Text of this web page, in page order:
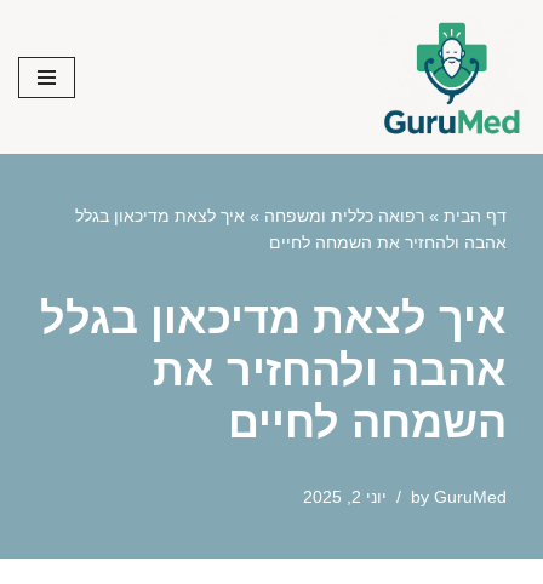
content
דף הבית » רפואה כללית ומשפחה » איך לצאת מדיכאון בגלל
אהבה ולהחזיר את השמחה לחיים
איך לצאת מדיכאון בגלל
אהבה ולהחזיר את
השמחה לחיים
by GuruMed יוני 2, 2025